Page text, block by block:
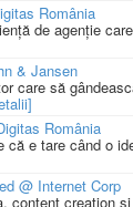
România
de agenție
& Jansen
care să
România
e tare când o
@ Internet Corp
content creation